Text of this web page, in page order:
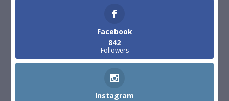
Facebook
842
Followers
Instagram